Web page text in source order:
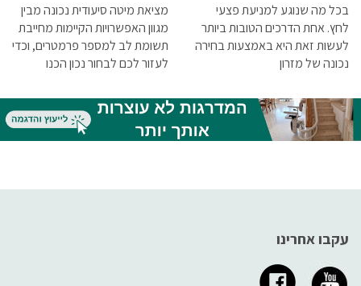
מציאת מיטה סיעודית נכונה מבין
מגוון האפשרויות הקיימות מחייבת
תשומת לב למספר פרמטרים, וכדי
לעזור לכם לבחור נכון הכנו
בכל מה שנוגע למניעת פצעי
לחץ. אחת הדרכים הטובות ביותר
לעשות זאת היא באמצעות בחירה
נכונה של מזרון
עקבו אחרינו